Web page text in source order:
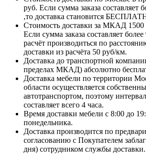
руб. Если сумма заказа составляет
,то доставка становится
Стоимость доставки за МКАД 1500
Если сумма заказа составляет
расчёт производиться по
доставки из расчёта 50 руб/км.
Доставка до транспортной
пределах МКАД) абсолютно
Доставка мебели по территории
области осуществляется
автотранспортом, поэтому
составляет всего 4 часа.
Время доставки мебели с 8:00 до
понедельника.
Доставка производится по
согласованию с Покупателем
дня) сотрудником службы доставки.